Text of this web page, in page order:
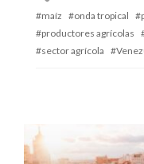
maíz
onda tropical
productores agrícolas
sector agrícola